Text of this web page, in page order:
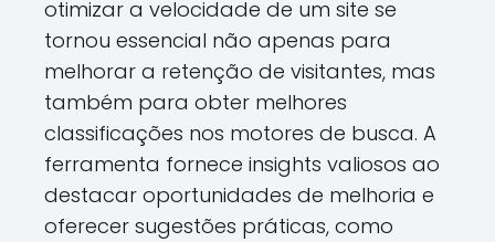
otimizar a velocidade de um site se
tornou essencial não apenas para
melhorar a retenção de visitantes, mas
também para obter melhores
classificações nos motores de busca. A
ferramenta fornece insights valiosos ao
destacar oportunidades de melhoria e
oferecer sugestões práticas, como